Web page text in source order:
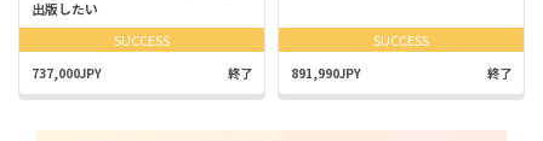
出版したい
SUCCESS
737,000JPY 終了
SUCCESS
891,990JPY 終了